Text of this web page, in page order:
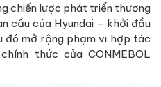
chiến lược phát triển thương
cầu của Hyundai – khởi đầu
đó mở rộng phạm vi hợp tác
thức của CONMEBOL